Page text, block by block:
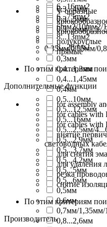
6...16mм2
6...75mм2
6mм2/10mм2/
8...13mм2
8...28mм2
0,3...4мм
0,3...5мм
0,3...8мм/
0,35мм/0,55мм/
0,3мм
0,4...1,3мм
0,4...1,45мм
0,4мм
0,5...10мм
0,5...12,5мм
0,5...16мм
0,5...2,5мм/
0,5...2,9мм
0,5...3,7мм
0,5...4,2мм
0,5...5мм
0,5...6мм
0,5мм
0,6мм
0,7мм/
0,8...2,6мм
V образные
полукруглые
прямые
По этим критериям
Дополнительные функции
for assembly
for cables with
for cables with
внятие
световодных
для снятия
для удаления
резка
снятие
По этим критериям
Производитель